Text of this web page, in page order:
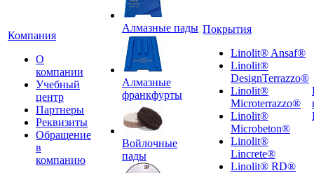
Компания
О
компании
Учебный
центр
Партнеры
Реквизиты
Обращение
в
компанию
Алмазные пады
Алмазные
франкфурты
Войлочные
пады
Покрытия
Linolit® Ansaf®
Linolit®
DesignTerrazzo®
Linolit®
Microterrazzo®
Linolit®
Microbeton®
Linolit®
Lincrete®
Linolit® RD®